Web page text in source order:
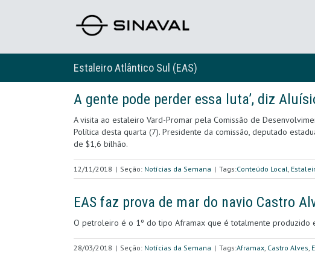
Estaleiro Atlântico Sul (EAS)
A gente pode perder essa luta’, diz
A visita ao estaleiro Vard-Promar pela Comissão de
Política desta quarta (7). Presidente da comissão, deputado
de $1,6 bilhão.
12/11/2018 | Seção: Notícias da Semana | Tags:Conteúdo Local,
EAS faz prova de mar do navio Castro
O petroleiro é o 1º do tipo Aframax que é totalmente
28/03/2018 | Seção: Notícias da Semana | Tags:Aframax, Castro Alves,